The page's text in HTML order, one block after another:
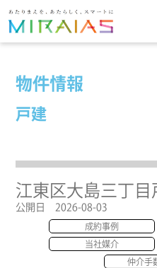
物件情報
戸建
江東区大島三丁目
公開日 2026-08-03
成約事例
当社媒介
仲介手